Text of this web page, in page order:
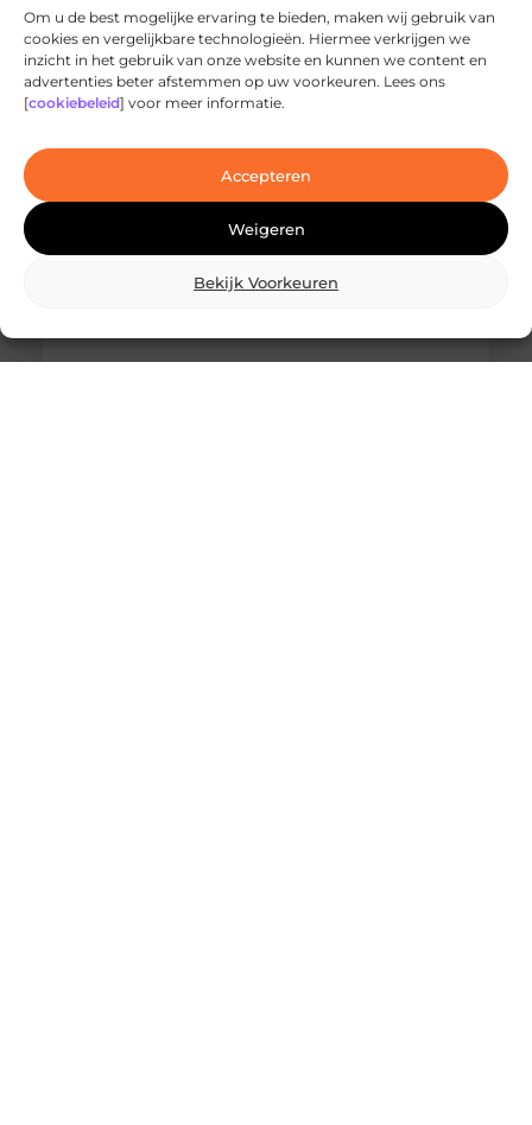
Om u de best mogelijke ervaring te bieden, maken wij gebruik van
cookies en vergelijkbare technologieën. Hiermee verkrijgen we
inzicht in het gebruik van onze website en kunnen we content en
advertenties beter afstemmen op uw voorkeuren. Lees ons
[cookiebeleid] voor meer informatie.
Accepteren
Weigeren
Bekijk Voorkeuren
Ontdek de innovatieve behandelingen in
jouw stad
laserbehandelingen in Den Haag? Dan ben je hier